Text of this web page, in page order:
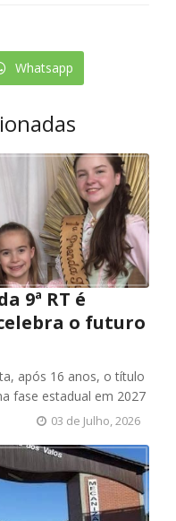
Whatsapp
9ª RT é
o futuro
após 16 anos, o título
fase estadual em 2027
03 de Julho, 2026